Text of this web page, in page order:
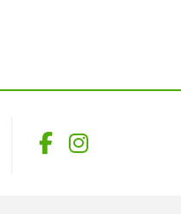
Facebook
Instagram